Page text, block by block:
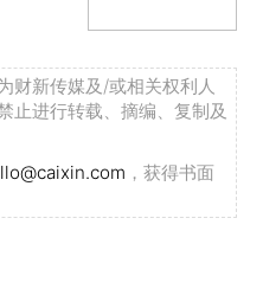
财新传媒及/或相关权利人
止进行转载、摘编、复制及
，获得书面